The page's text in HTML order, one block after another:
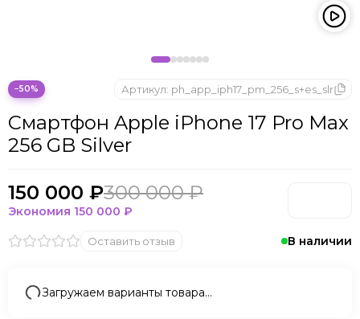
−50%
В наличии
Смартфон Apple iPhone 17 Pro Max
256 GB Silver
Артикул: ph_app_iph17_pm_256_s+es_slr
Оставить отзыв
150 000 ₽300 000 ₽
Экономия 150 000 ₽
Загружаем варианты товара…